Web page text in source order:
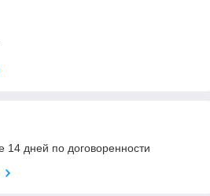
14 дней по договоренности